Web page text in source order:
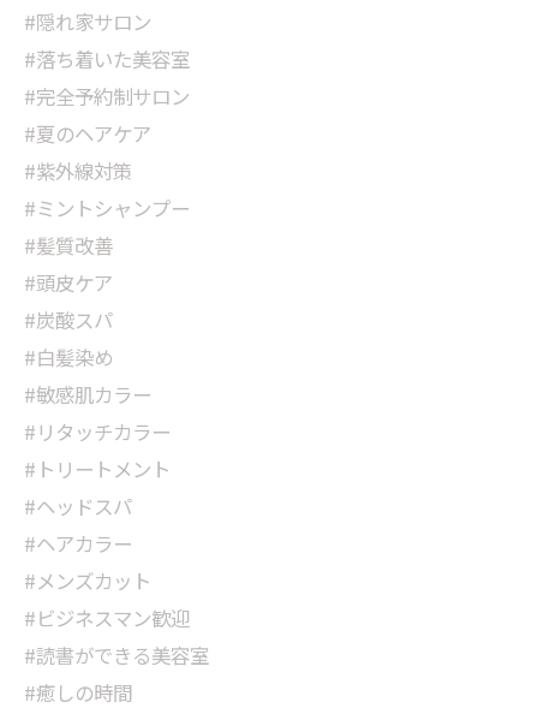
#隠れ家サロン
#落ち着いた美容室
#完全予約制サロン
#夏のヘアケア
#紫外線対策
#ミントシャンプー
#髪質改善
#頭皮ケア
#炭酸スパ
#白髪染め
#敏感肌カラー
#リタッチカラー
#トリートメント
#ヘッドスパ
#ヘアカラー
#メンズカット
#ビジネスマン歓迎
#読書ができる美容室
#癒しの時間